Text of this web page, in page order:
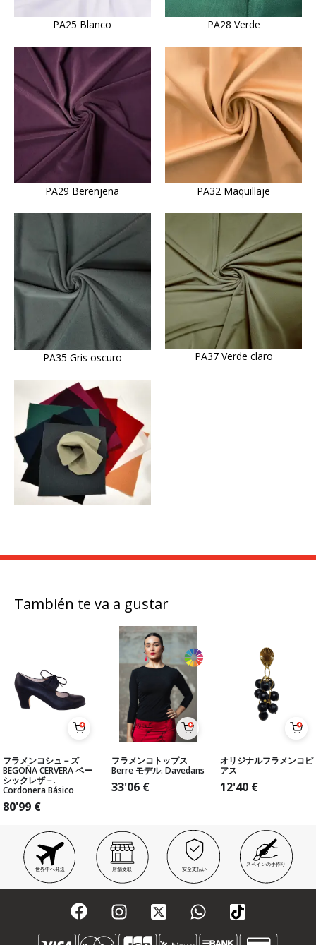
PA25 Blanco PA28 Verde
PA29 Berenjena PA32 Maquillaje
PA35 Gris oscuro PA37 Verde claro
También te va a gustar
フラメンコシュ－ズ
BEGOÑA CERVERA ベー
シックレザ－.
Cordonera Básico
80'99 €
フラメンコトップス
Berre モデル. Davedans
33'06 €
オリジナルフラメンコピ
アス
12'40 €
世界中へ発送 店舗受取 安全支払い
スペインの手作り